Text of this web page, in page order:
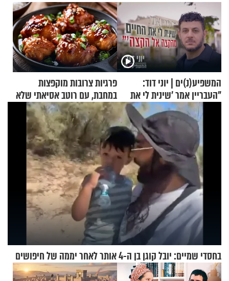
המשפיע(נ)ים | יוני דוד:
"העבריין אמר 'שינית לי את
החיים מהקצה אל הקצה'"
פרגיות צרובות מוקפצות
במחבת, עם רוטב אסיאתי שלא
יישכח במהרה
בחסדי שמיים: יובל קוגן בן ה-4 אותר לאחר יממה של חיפושים